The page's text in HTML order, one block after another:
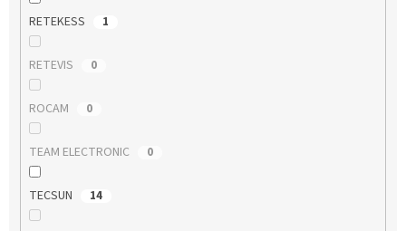
RETEKESS 1
RETEVIS 0
ROCAM 0
TEAM ELECTRONIC 0
TECSUN 14